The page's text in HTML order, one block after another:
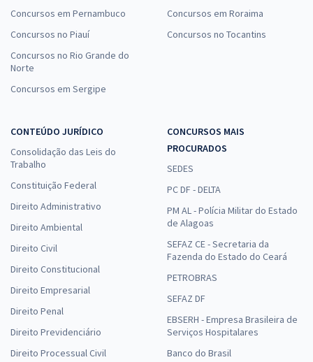
Concursos em Pernambuco
Concursos no Piauí
Concursos no Rio Grande do
Norte
Concursos em Sergipe
Concursos em Roraima
Concursos no Tocantins
CONTEÚDO JURÍDICO
Consolidação das Leis do
Trabalho
Constituição Federal
Direito Administrativo
Direito Ambiental
Direito Civil
Direito Constitucional
Direito Empresarial
Direito Penal
Direito Previdenciário
Direito Processual Civil
CONCURSOS MAIS
PROCURADOS
SEDES
PC DF - DELTA
PM AL - Polícia Militar do Estado
de Alagoas
SEFAZ CE - Secretaria da
Fazenda do Estado do Ceará
PETROBRAS
SEFAZ DF
EBSERH - Empresa Brasileira de
Serviços Hospitalares
Banco do Brasil